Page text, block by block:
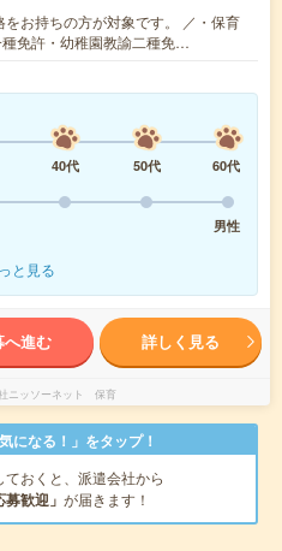
をお持ちの方が対象です。 ／・保育
免許・幼稚園教諭二種免…
40代 50代
60代
男性
と見る
へ進む 詳しく見る
ニッソーネット 保育
になる！」をタップ！
ておくと、派遣会社から
募歓迎」 が届きます！